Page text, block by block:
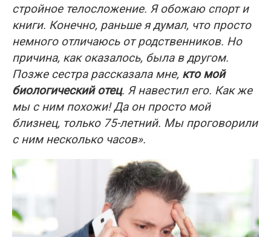
стройное телосложение. Я обожаю спорт и
книги. Конечно, раньше я думал, что просто
немного отличаюсь от родственников. Но
причина, как оказалось, была в другом.
Позже сестра рассказала мне, кто мой
биологический отец. Я навестил его. Как же
мы с ним похожи! Да он просто мой
близнец, только 75-летний. Мы проговорили
с ним несколько часов».